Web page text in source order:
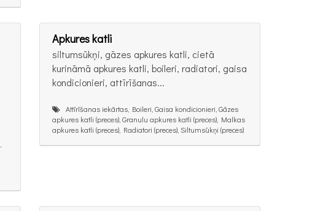
Apkures katli
siltumsūkņi, gāzes apkures katli, cietā
kurināmā apkures katli, boileri, radiatori, gaisa
kondicionieri, attīrīšanas...
Attīrīšanas iekārtas, Boileri, Gaisa kondicionieri, Gāzes
apkures katli (preces), Granulu apkures katli (preces), Malkas
apkures katli (preces), Radiatori (preces), Siltumsūkņi (preces)